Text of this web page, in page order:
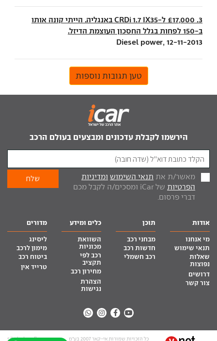
3. £17,000 ל-CRDi 1.7 IX35 באנגליה. הייתי קונה אותו
ב-150 לפחות בגלל החסכון העוצמת הדיזל.
Diesel power, 12-11-2013
טען תגובות נוספות
הירשמו לקבלת עדכונים ומבצעים בעולם הרכב
מאשר/ת את תנאי השימוש ומדיניות
הפרטיות
של iCar ומסכים/ה לקבל מכם
דברי פרסום.
אודות
מי אנחנו
תנאי שימוש
שאלות
נפוצות
דרושים
צור קשר
תוכן
מבחני רכב
חדשות רכב
רכב חשמלי
כלים ומידע
השוואת
מכוניות
רכב לפי
תקציב
מחירון רכב
הצהרת
נגישות
מדורים
ליסינג
מימון לרכב
ביטוח רכב
טרייד אין
כל הזכויות שמורות אי-קאר 2007 בע”מ site by tq.soft